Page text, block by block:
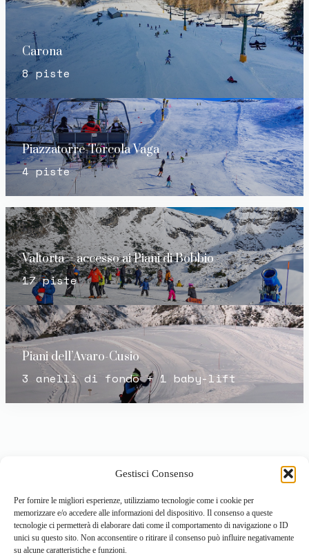
Gestisci Consenso
Per fornire le migliori esperienze, utilizziamo tecnologie come i cookie per
memorizzare e/o accedere alle informazioni del dispositivo. Il consenso a queste
tecnologie ci permetterà di elaborare dati come il comportamento di navigazione o ID
unici su questo sito. Non acconsentire o ritirare il consenso può influire negativamente
su alcune caratteristiche e funzioni.
Carona
8 piste
Piazzatorre-Torcola Vaga
4 piste
Valtorta – accesso ai Piani di Bobbio
17 piste
Piani dell’Avaro-Cusio
3 anelli di fondo + 1 baby-lift